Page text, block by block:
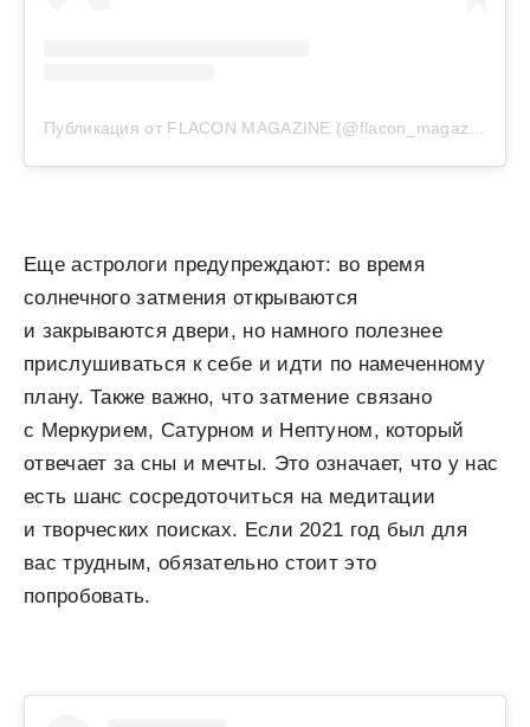
Еще астрологи предупреждают: во время
солнечного затмения открываются
и закрываются двери, но намного полезнее
прислушиваться к себе и идти по намеченному
плану. Также важно, что затмение связано
с Меркурием, Сатурном и Нептуном, который
отвечает за сны и мечты. Это означает, что у нас
есть шанс сосредоточиться на медитации
и творческих поисках. Если 2021 год был для
вас трудным, обязательно стоит это
попробовать.